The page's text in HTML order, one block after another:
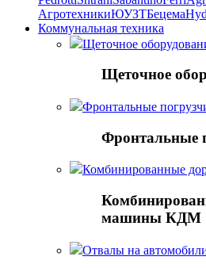
АгротехникиЮУЗТБецема
Коммунальная техника
Щеточное
Щеточное
Фронтальные
Фронтальные
Комбинированные
машины КДМ
Отвалы на